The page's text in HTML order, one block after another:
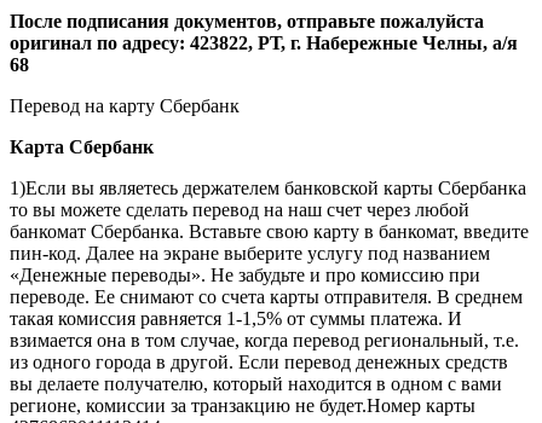
После подписания документов, отправьте пожалуйста
оригинал по адресу: 423822, РТ, г. Набережные Челны, а/я
68
Перевод на карту Сбербанк
Карта Сбербанк
1)Если вы являетесь держателем банковской карты Сбербанка
то вы можете сделать перевод на наш счет через любой
банкомат Сбербанка. Вставьте свою карту в банкомат, введите
пин-код. Далее на экране выберите услугу под названием
«Денежные переводы». Не забудьте и про комиссию при
переводе. Ее снимают со счета карты отправителя. В среднем
такая комиссия равняется 1-1,5% от суммы платежа. И
взимается она в том случае, когда перевод региональный, т.е.
из одного города в другой. Если перевод денежных средств
вы делаете получателю, который находится в одном с вами
регионе, комиссии за транзакцию не будет.Номер карты